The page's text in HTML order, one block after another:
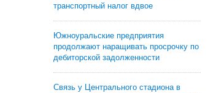
транспортный налог вдвое
Южноуральские предприятия
продолжают наращивать просрочку по
дебиторской задолженности
Связь у Центрального стадиона в